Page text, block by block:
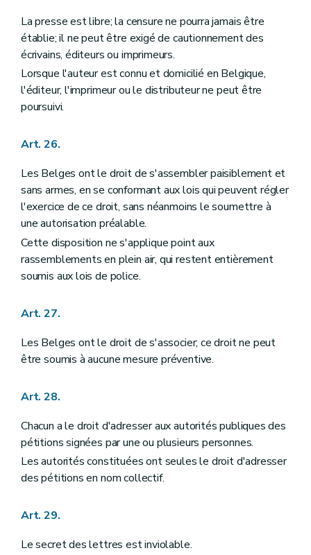
La presse est libre; la censure ne pourra jamais être
établie; il ne peut être exigé de cautionnement des
écrivains, éditeurs ou imprimeurs.
Lorsque l'auteur est connu et domicilié en Belgique,
l'éditeur, l'imprimeur ou le distributeur ne peut être
poursuivi.
Art. 26.
Les Belges ont le droit de s'assembler paisiblement et
sans armes, en se conformant aux lois qui peuvent régler
l'exercice de ce droit, sans néanmoins le soumettre à
une autorisation préalable.
Cette disposition ne s'applique point aux
rassemblements en plein air, qui restent entièrement
soumis aux lois de police.
Art. 27.
Les Belges ont le droit de s'associer; ce droit ne peut
être soumis à aucune mesure préventive.
Art. 28.
Chacun a le droit d'adresser aux autorités publiques des
pétitions signées par une ou plusieurs personnes.
Les autorités constituées ont seules le droit d'adresser
des pétitions en nom collectif.
Art. 29.
Le secret des lettres est inviolable.